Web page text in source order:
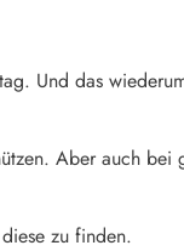
Und das
Aber auch bei
zu finden.